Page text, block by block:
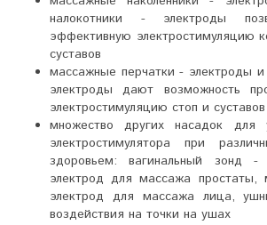
налокотники - электроды
эффективную электростимуляцию
суставов
массажные перчатки - электроды
электроды дают возможность
электростимуляцию стоп и
множество других насадок для
электростимулятора при
здоровьем: вагинальный зонд
электрод для массажа
электрод для массажа лица,
воздействия на точки на ушах